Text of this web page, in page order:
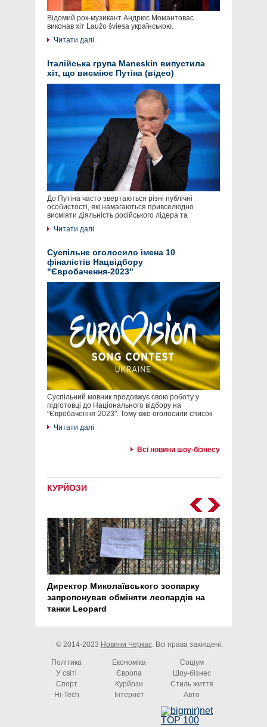
Відомий рок-музикант Андрюс Момантовас
виконав хіт Laužo šviesa українською.
Читати далі
Італійська група Maneskin випустила
хіт, що висміює Путіна (відео)
До Путіна часто звертаються різні публічні
особистості, які намагаються привселюдно
висміяти діяльність російського лідера та
Читати далі
Суспільне оголосило імена 10
фіналістів Нацвідбору
"Євробачення-2023"
Суспільний мовник продовжує свою роботу у
підготовці до Національного відбору на
"Євробачення-2023". Тому вже оголосили список
Читати далі
Всі новини шоу-бізнесу
КУРЙОЗИ
Директор Миколаївського зоопарку
запропонував обміняти леопардів на
танки Leopard
© 2014-2023 Новини Черкас. Всі права захищені.
Політика Економіка
Соціум
У світі
Європа
Шоу-бізнес
Спорт
Курйози
Стиль життя
Hi-Tech
Інтернет Авто